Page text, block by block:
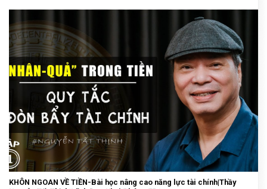
KHÔN NGOAN VỀ TIỀN-Bài học nâng cao năng lực tài chính|Thầy